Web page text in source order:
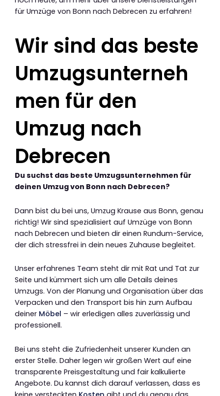
für Umzüge von Bonn nach Debrecen zu erfahren!
Wir sind das beste
Umzugsunterneh
men für den
Umzug nach
Debrecen
Du suchst das beste Umzugsunternehmen für
deinen Umzug von Bonn nach Debrecen?
Dann bist du bei uns, Umzug Krause aus Bonn, genau
richtig! Wir sind spezialisiert auf Umzüge von Bonn
nach Debrecen und bieten dir einen Rundum-Service,
der dich stressfrei in dein neues Zuhause begleitet.
Unser erfahrenes Team steht dir mit Rat und Tat zur
Seite und kümmert sich um alle Details deines
Umzugs. Von der Planung und Organisation über das
Verpacken und den Transport bis hin zum Aufbau
deiner Möbel – wir erledigen alles zuverlässig und
professionell.
Bei uns steht die Zufriedenheit unserer Kunden an
erster Stelle. Daher legen wir großen Wert auf eine
transparente Preisgestaltung und fair kalkulierte
Angebote. Du kannst dich darauf verlassen, dass es